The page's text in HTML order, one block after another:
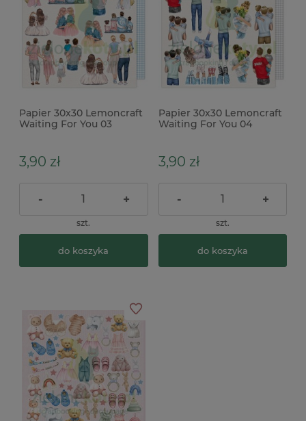
Papier 30x30 Lemoncraft
Waiting For You 03
3,90 zł
- +
szt.
do koszyka
Papier 30x30 Lemoncraft
Waiting For You 04
3,90 zł
- +
szt.
do koszyka